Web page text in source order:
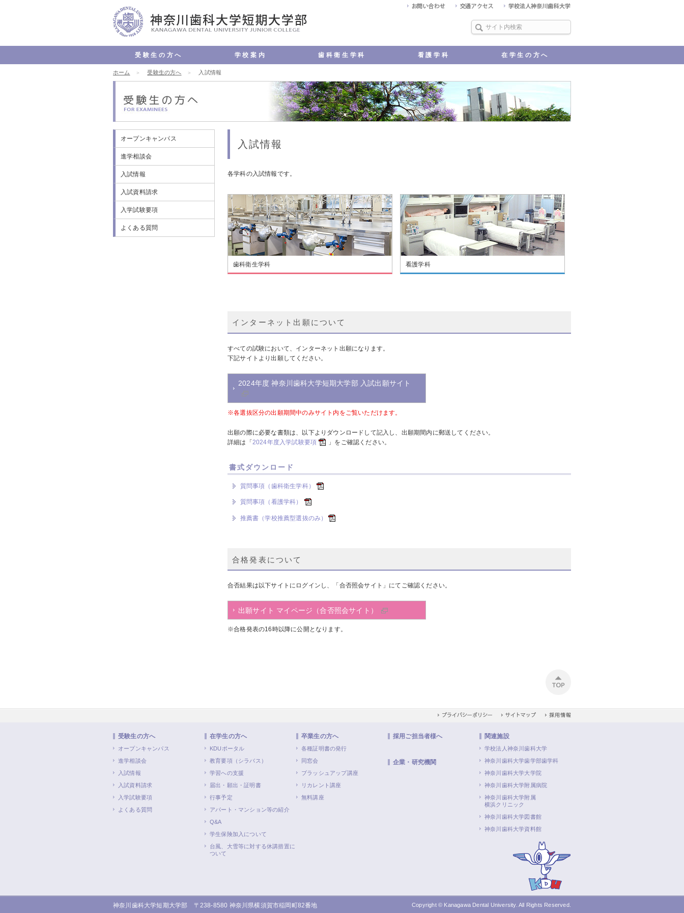
受験生の方へ
オープンキャンパス
進学相談会
入試情報
入試資料請求
入学試験要項
よくある質問
学校案内
理念・教育方針
学長メッセージ
認証評価
沿革
キャンパス案内
情報公開
交通アクセス
お問い合わせ
歯科衛生学科 看護学科 在学生の方へ
ホーム 受験生の方へ 入試情報
オープンキャンパス
進学相談会
入試情報
入試資料請求
入学試験要項
よくある質問
入試情報
各学科の入試情報です。
歯科衛生学科 看護学科
インターネット出願について
すべての試験において、インターネット出願になります。
下記サイトより出願してください。
2024年度 神奈川歯科大学短期大学部 入試出願サイト
※各選抜区分の出願期間中のみサイト内をご覧いただけます。
出願の際に必要な書類は、以下よりダウンロードして記入し、出願期間内に郵送してください。
詳細は「2024年度入学試験要項 」をご確認ください。
書式ダウンロード
質問事項（歯科衛生学科）
質問事項（看護学科）
推薦書（学校推薦型選抜のみ）
合格発表について
合否結果は以下サイトにログインし、「合否照会サイト」にてご確認ください。
出願サイト マイページ（合否照会サイト）
※合格発表の16時以降に公開となります。
受験生の方へ
オープンキャンパス
進学相談会
入試情報
入試資料請求
入学試験要項
よくある質問
在学生の方へ
KDUポータル
教育要項（シラバス）
学習への支援
届出・願出・証明書
行事予定
アパート・マンション等の紹介
Q&A
学生保険加入について
台風、大雪等に対する休講措置に
ついて
卒業生の方へ
各種証明書の発行
同窓会
ブラッシュアップ講座
リカレント講座
無料講座
採用ご担当者様へ
企業・研究機関
関連施設
学校法人神奈川歯科大学
神奈川歯科大学歯学部歯学科
神奈川歯科大学大学院
神奈川歯科大学附属病院
神奈川歯科大学附属
横浜クリニック
神奈川歯科大学図書館
神奈川歯科大学資料館
神奈川歯科大学短期大学部 〒238-8580 神奈川県横須賀市稲岡町82番地 Copyright © Kanagawa Dental University. All Rights Reserved.